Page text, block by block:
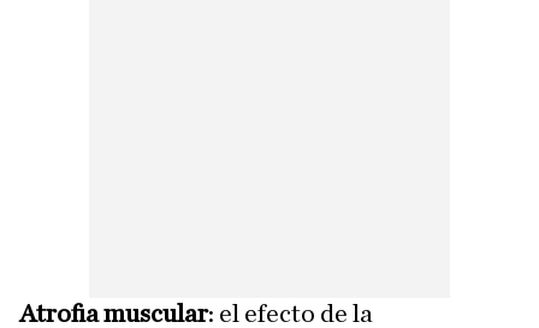
Atrofia muscular: el efecto de la